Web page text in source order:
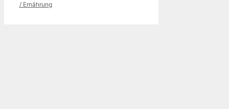
/ Ernährung